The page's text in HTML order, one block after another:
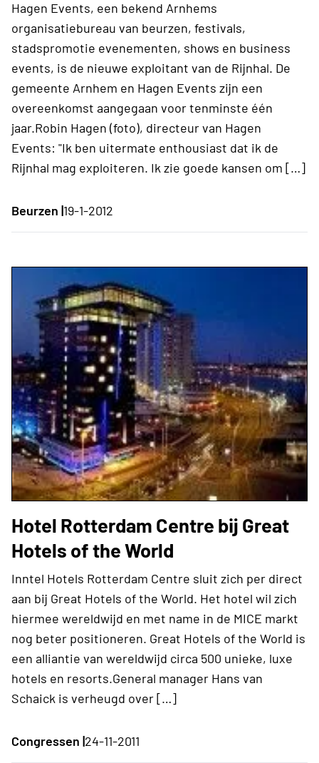
Hagen Events, een bekend Arnhems
organisatiebureau van beurzen, festivals,
stadspromotie evenementen, shows en business
events, is de nieuwe exploitant van de Rijnhal. De
gemeente Arnhem en Hagen Events zijn een
overeenkomst aangegaan voor tenminste één
jaar.Robin Hagen (foto), directeur van Hagen
Events: "Ik ben uitermate enthousiast dat ik de
Rijnhal mag exploiteren. Ik zie goede kansen om […]
Beurzen |19-1-2012
Hotel Rotterdam Centre bij Great
Hotels of the World
Inntel Hotels Rotterdam Centre sluit zich per direct
aan bij Great Hotels of the World. Het hotel wil zich
hiermee wereldwijd en met name in de MICE markt
nog beter positioneren. Great Hotels of the World is
een alliantie van wereldwijd circa 500 unieke, luxe
hotels en resorts.General manager Hans van
Schaick is verheugd over […]
Congressen |24-11-2011